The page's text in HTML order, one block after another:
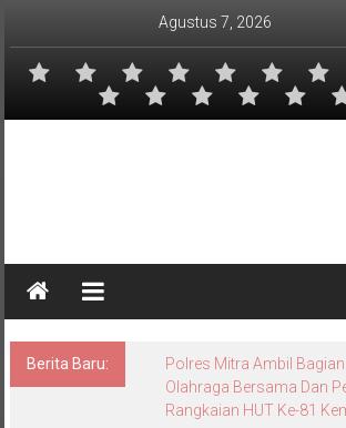
Agustus 7, 2026
Berita Baru:
Polres Mitra Ambil
Olahraga Bersama Dan
Rangkaian HUT Ke-81